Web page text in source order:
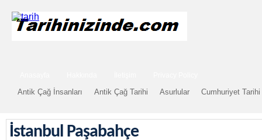
Antik Çağ İnsanları Antik Çağ Tarihi Asurlular Cumhuriyet Tarihi
İstanbul Paşabahçe